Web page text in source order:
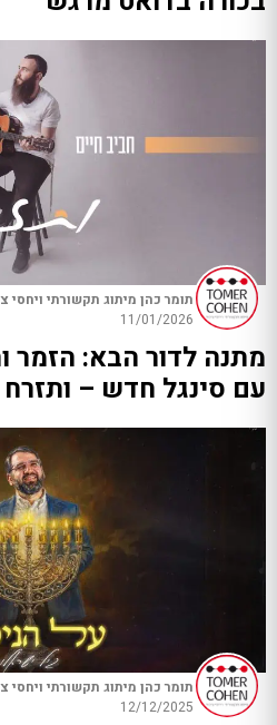
תומר כהן מיתוג תקשורתי ויחסי
11/01/2026
מתנה לדור הבא: הזמר
עם סינגל חדש – ותזרח
תומר כהן מיתוג תקשורתי ויחסי
12/12/2025